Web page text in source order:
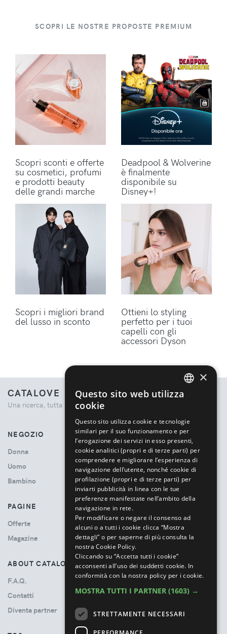
SCOPRI LE NOSTRE PROPOSTE PREMIUM
Scopri sconti e offerte
su cosmetici, profumi
e prodotti beauty
delle grandi marche
Deadpool & Wolverine
è finalmente
disponibile su
Disney+!
Scopri i migliori brand
del lusso in sconto
Ottieni lo styling
perfetto per i tuoi
capelli con gli
accessori Dyson
CATALOVE
Una ricerca, tutta la moda.
NEGOZIO
Donna
Uomo
Bambino
PAGINE
Offerte
Magazine
ABOUT CATALOVE
F.A.Q.
Contatti
Diventa partner
×
Questo sito web utilizza
cookie
Questo sito utilizza cookie e tecnologie
similari per il suo funzionamento e per
l’erogazione dei servizi in esso presenti,
cookie analitici (propri e di terze parti) per
comprendere e migliorare l’esperienza di
navigazione dell’utente, nonché cookie di
profilazione (propri e di terze parti) per
inviarti pubblicità in linea con le tue
preferenze manifestate nell’ambito della
navigazione in rete.
Per modificare o negare il consenso ad
alcuni o a tutti i cookie clicca “Mostra
dettagli” o per saperne di più consulta la
nostra Cookie Policy.
Cliccando su “Accetta tutti i cookie”
acconsenti all’uso dei suddetti cookie. In
conformità con la nostra policy per i cookie.
MOSTRA TUTTI I PARTNER (1603) →
STRETTAMENTE NECESSARI